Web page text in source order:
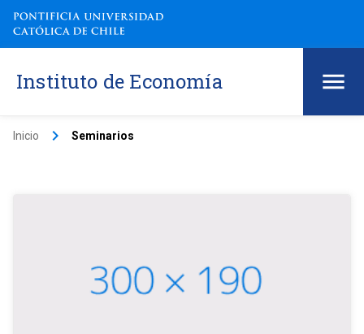
Instituto de Economía
Inicio keyboard_arrow_right Seminarios